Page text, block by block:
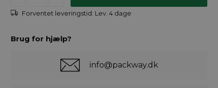
Forventet leveringstid: Lev. 4 dage
Brug for hjælp?
info@packway.dk